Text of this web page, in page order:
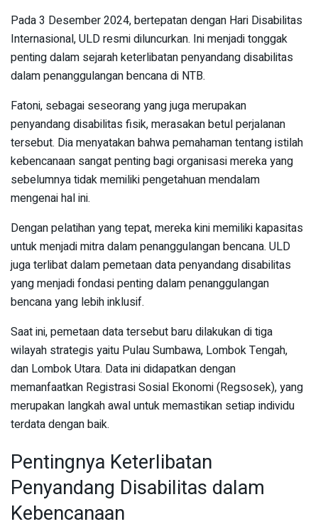
Pada 3 Desember 2024, bertepatan dengan Hari Disabilitas
Internasional, ULD resmi diluncurkan. Ini menjadi tonggak
penting dalam sejarah keterlibatan penyandang disabilitas
dalam penanggulangan bencana di NTB.
Fatoni, sebagai seseorang yang juga merupakan
penyandang disabilitas fisik, merasakan betul perjalanan
tersebut. Dia menyatakan bahwa pemahaman tentang istilah
kebencanaan sangat penting bagi organisasi mereka yang
sebelumnya tidak memiliki pengetahuan mendalam
mengenai hal ini.
Dengan pelatihan yang tepat, mereka kini memiliki kapasitas
untuk menjadi mitra dalam penanggulangan bencana. ULD
juga terlibat dalam pemetaan data penyandang disabilitas
yang menjadi fondasi penting dalam penanggulangan
bencana yang lebih inklusif.
Saat ini, pemetaan data tersebut baru dilakukan di tiga
wilayah strategis yaitu Pulau Sumbawa, Lombok Tengah,
dan Lombok Utara. Data ini didapatkan dengan
memanfaatkan Registrasi Sosial Ekonomi (Regsosek), yang
merupakan langkah awal untuk memastikan setiap individu
terdata dengan baik.
Pentingnya Keterlibatan
Penyandang Disabilitas dalam
Kebencanaan